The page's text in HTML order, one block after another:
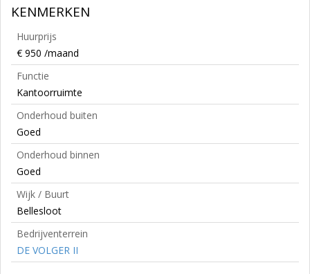
KENMERKEN
Huurprijs
€ 950 /maand
Functie
Kantoorruimte
Onderhoud buiten
Goed
Onderhoud binnen
Goed
Wijk / Buurt
Bellesloot
Bedrijventerrein
DE VOLGER II